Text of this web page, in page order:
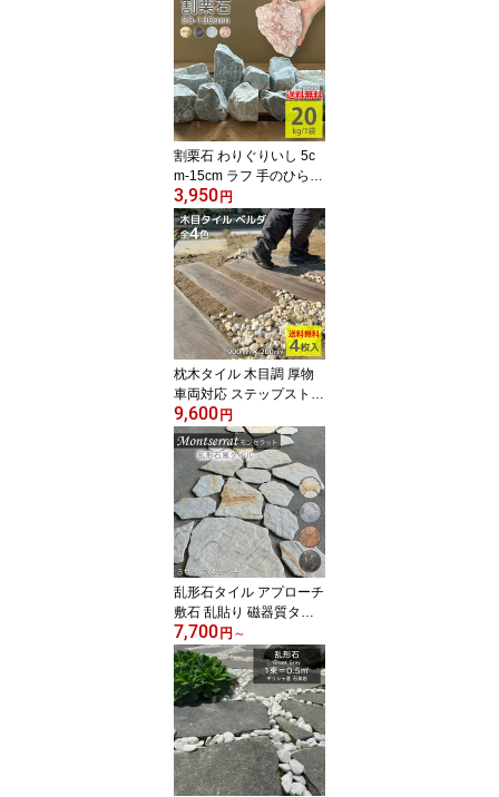
黄色 灰 紫 桃 緑 じゃり
ジャリ 防草 防犯砂利 DI
Y 雑草対策 防犯 外構 駐
車場 ガーデニング ガー
デンロック ロックガーデ
ン【グラベルストーン ラ
フ 全9色 20kg】
割栗石 わりぐりいし 5c
m-15cm ラフ 手のひらサ
イズ 大きめ砂利 20kg 全
4色 黒 グレー ピンク イ
エロー ごろた石 天然石
置き石 庭石 ロックガー
デン 大理石 砕石 外構 エ
クステリア 玄関 花壇 防
草 防犯 DIY ガーデニン
グ【グランドロック 20k
g 全4色】
3,950 円
枕木タイル 木目調 厚物
車両対応 ステップストー
ン 敷石 飛び石 外床 庭 ア
プローチ 駐車場 ガレー
ジ 置くだけ簡単 雑草対
策 防草 エクステリア お
しゃれ 高級感 DIY【ウッ
ド調舗石タイル ベルダ
全4色 900x200mm ケー
ス販売(4枚入)】
9,600 円
乱形石タイル アプローチ
敷石 乱貼り 磁器質タイ
ル スペイン産 石畳風 屋
外 高耐久 エクステリア
厚さ均一 施工しやすい
玄関アプローチ テラス D
IY 駐車場禁止【モンセラ
ット 乱形調タイル 4カラ
ー 3サイズ 各1束販売】
7,700 円 ～